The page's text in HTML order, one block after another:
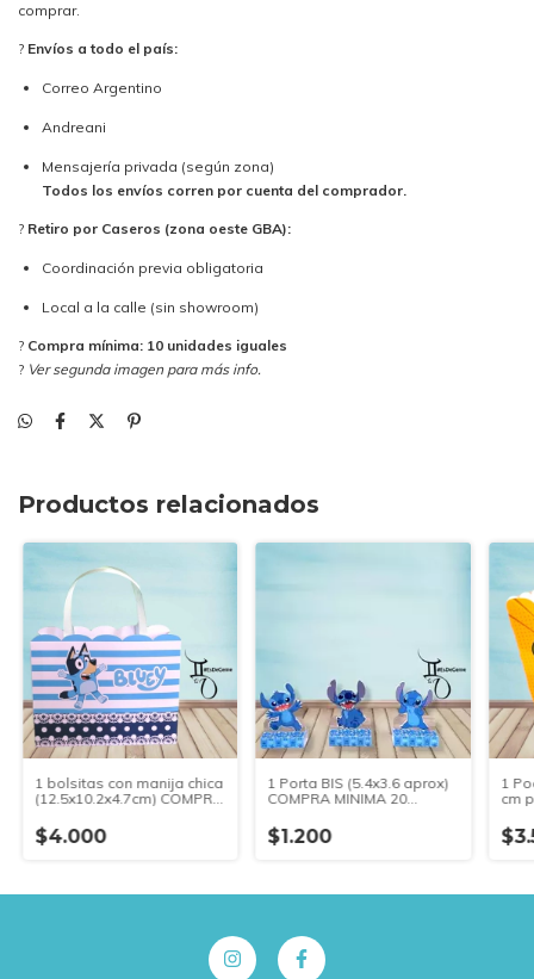
comprar.
? Envíos a todo el país:
Correo Argentino
Andreani
Mensajería privada (según zona)
Todos los envíos corren por cuenta del comprador.
? Retiro por Caseros (zona oeste GBA):
Coordinación previa obligatoria
Local a la calle (sin showroom)
? Compra mínima: 10 unidades iguales
? Ver segunda imagen para más info.
Productos relacionados
1 bolsitas con manija chica
(12.5x10.2x4.7cm) COMPRA
IGUALES
$4.000
1 Porta BIS (5.4x3.6 aprox)
COMPRA MINIMA 20
$1.200
1
cm